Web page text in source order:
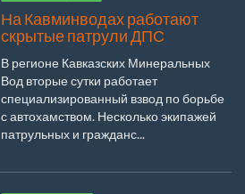
На Кавминводах работают
скрытые патрули ДПС
В регионе Кавказских Минеральных
Вод вторые сутки работает
специализированный взвод по борьбе
с автохамством. Несколько экипажей
патрульных и гражданс...